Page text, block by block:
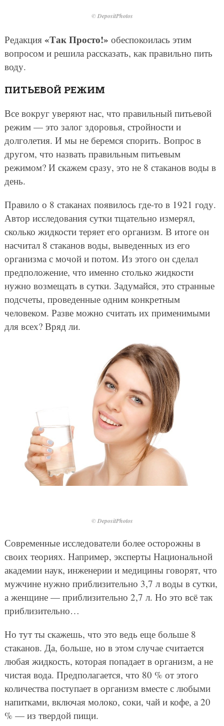
© DepositPhotos
Редакция «Так Просто!» обеспокоилась этим
вопросом и решила рассказать, как правильно пить
воду.
ПИТЬЕВОЙ РЕЖИМ
Все вокруг уверяют нас, что правильный питьевой
режим — это залог здоровья, стройности и
долголетия. И мы не беремся спорить. Вопрос в
другом, что назвать правильным питьевым
режимом? И скажем сразу, это не 8 стаканов воды в
день.
Правило о 8 стаканах появилось где-то в 1921 году.
Автор исследования сутки тщательно измерял,
сколько жидкости теряет его организм. В итоге он
насчитал 8 стаканов воды, выведенных из его
организма с мочой и потом. Из этого он сделал
предположение, что именно столько жидкости
нужно возмещать в сутки. Задумайся, это странные
подсчеты, проведенные одним конкретным
человеком. Разве можно считать их применимыми
для всех? Вряд ли.
© DepositPhotos
Современные исследователи более осторожны в
своих теориях. Например, эксперты Национальной
академии наук, инженерии и медицины говорят, что
мужчине нужно приблизительно 3,7 л воды в сутки,
а женщине — приблизительно 2,7 л. Но это всё так
приблизительно…
Но тут ты скажешь, что это ведь еще больше 8
стаканов. Да, больше, но в этом случае считается
любая жидкость, которая попадает в организм, а не
чистая вода. Предполагается, что 80 % от этого
количества поступает в организм вместе с любыми
напитками, включая молоко, соки, чай и кофе, а 20
% — из твердой пищи.